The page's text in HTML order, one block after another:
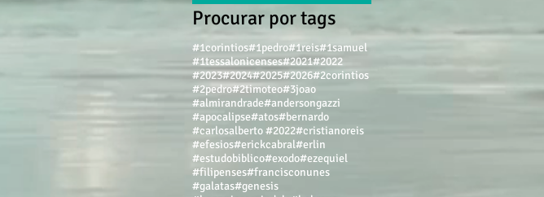
Procurar por tags
#1corintios#1pedro#1reis#1samuel
#1tessalonicenses#2021#2022
#2023#2024#2025#2026#2corintios
#2pedro#2timoteo#3joao
#almirandrade#andersongazzi
#apocalipse#atos#bernardo
#carlosalberto #2022#cristianoreis
#efesios#erickcabral#erlin
#estudobiblico#exodo#ezequiel
#filipenses#francisconunes
#galatas#genesis